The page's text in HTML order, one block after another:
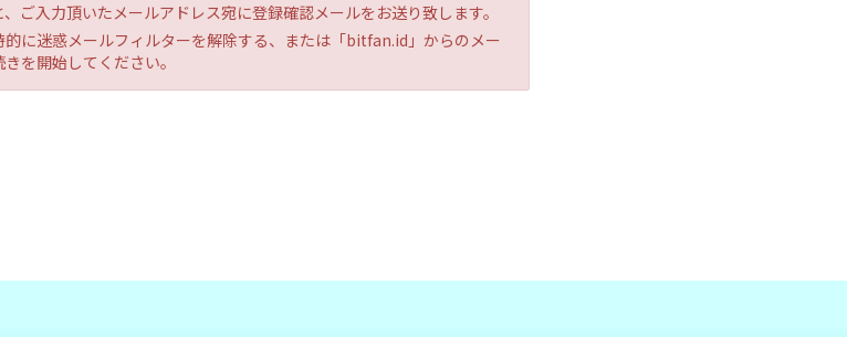
ご入力頂いたメールアドレス宛に登録確認メールをお送り致します。
に迷惑メールフィルターを解除する、または「bitfan.id」からのメー
を開始してください。